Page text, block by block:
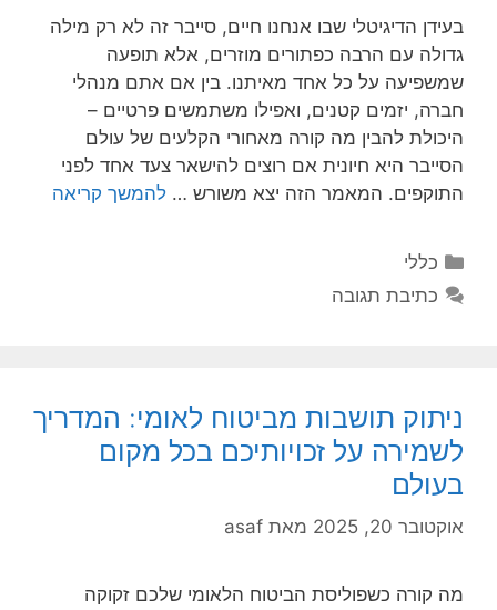
בעידן הדיגיטלי שבו אנחנו חיים, סייבר זה לא רק מילה
גדולה עם הרבה כפתורים מוזרים, אלא תופעה
שמשפיעה על כל אחד מאיתנו. בין אם אתם מנהלי
חברה, יזמים קטנים, ואפילו משתמשים פרטיים –
היכולת להבין מה קורה מאחורי הקלעים של עולם
הסייבר היא חיונית אם רוצים להישאר צעד אחד לפני
התוקפים. המאמר הזה יצא משורש … להמשך קריאה
קטגוריות
כללי
כתיבת תגובה
ניתוק תושבות מביטוח לאומי: המדריך
לשמירה על זכויותיכם בכל מקום
בעולם
אוקטובר 20, 2025 מאת asaf
מה קורה כשפוליסת הביטוח הלאומי שלכם זקוקה